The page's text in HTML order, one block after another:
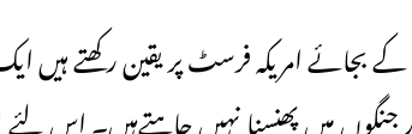
کے بجائے امریکہ فرسٹ پر یقین رکھتے ہیں
جنگوں میں پھنسنا نہیں چاہتےہیں۔ اس